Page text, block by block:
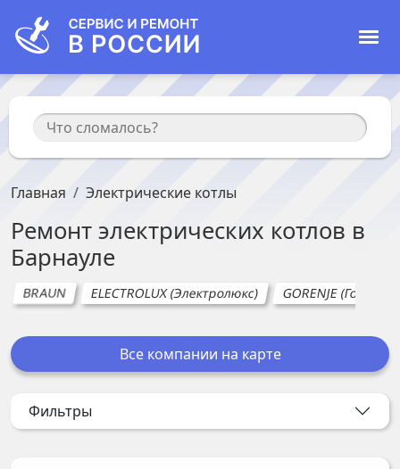
Главная Электрические котлы
Ремонт электрических котлов в
Барнауле
BRAUN ELECTROLUX (Электролюкс) GORENJE (Горенье)
Все компании на карте
Фильтры